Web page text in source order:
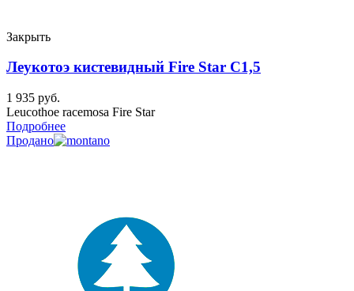
Закрыть
Леукотоэ кистевидный Fire Star C1,5
1 935 руб.
Leucothoe racemosa Fire Star
Подробнее
Продано